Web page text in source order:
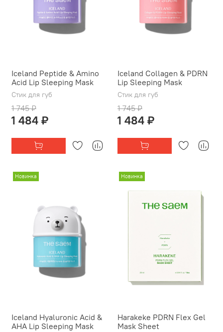
Iceland Peptide & Amino
Acid Lip Sleeping Mask
Стик для губ
1 745 ₽
1 484 ₽
Iceland Collagen & PDRN
Lip Sleeping Mask
Стик для губ
1 745 ₽
1 484 ₽
Новинка
Iceland Hyaluronic Acid &
AHA Lip Sleeping Mask
Новинка
Harakeke PDRN Flex Gel
Mask Sheet